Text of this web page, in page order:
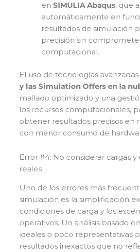
en SIMULIA Abaqus, que
automáticamente en
resultados de simulación
precisión sin
computacional.
El uso de tecnologías
y las Simulation Offers en la
mallado optimizado y una
los recursos computacionales,
obtener resultados precisos en
con menor consumo de
Error #4: No considerar cargas y
reales
Uno de los errores más
simulación es la simplificación
condiciones de carga y los
operativos. Un análisis basado
ideales o poco representativas
resultados inexactos que no